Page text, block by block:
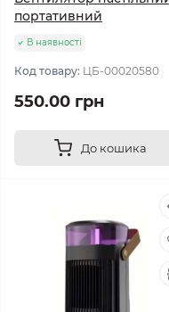
портативний
В наявності
Код товару: ЦБ-00020580
550.00 грн
До кошика